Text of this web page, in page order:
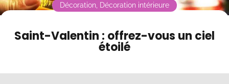
Saint-Valentin : offrez-vous un ciel
étoilé
Décoration Décoration intérieure